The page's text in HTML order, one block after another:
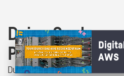
Deine Suche
Du bist fast da! Klick dich durch
AWS